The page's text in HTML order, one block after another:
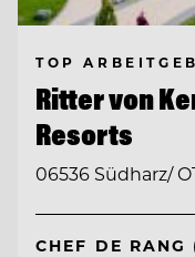
TOP
Ritter von
Resorts
06536 Südharz/
CHEF DE